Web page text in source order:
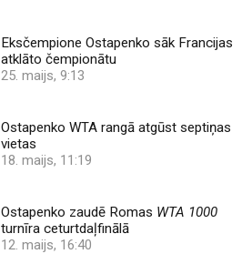
Eksčempione Ostapenko sāk Francijas
atklāto čempionātu
25. maijs, 9:13
Ostapenko WTA rangā atgūst septiņas
vietas
18. maijs, 11:19
Ostapenko zaudē Romas WTA 1000
turnīra ceturtdaļfinālā
12. maijs, 16:40